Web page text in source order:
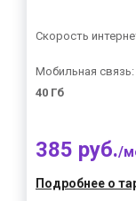
Скорость
Мобильная связь:
40 Гб
385 руб./
Подробнее о